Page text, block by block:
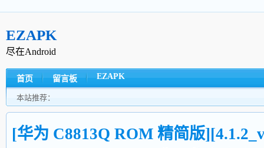
EZAPK
尽在Android
首页 留言板 EZAPK
本站推荐：
[华为 C8813Q ROM 精简版